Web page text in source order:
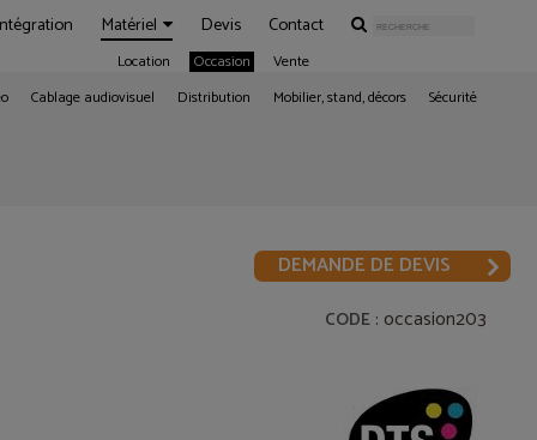
Matériel
Location Occasion Vente
Devis Contact
Cablage audiovisuel Distribution Mobilier, stand, décors Sécurité
DEMANDE DE DEVIS
CODE : occasion203